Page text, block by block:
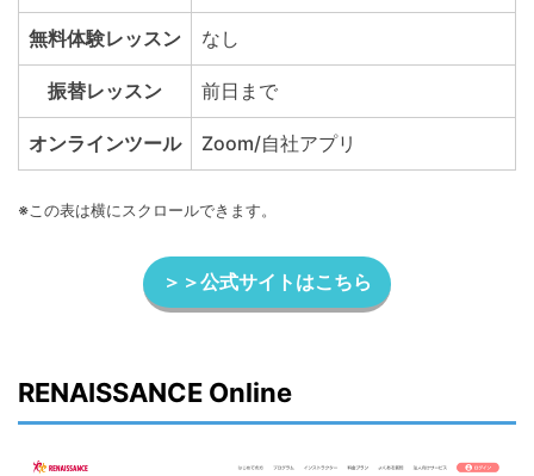
無料体験レッスン なし
振替レッスン 前日まで
オンラインツール Zoom/自社アプリ
※この表は横にスクロールできます。
＞＞公式サイトはこちら
RENAISSANCE Online